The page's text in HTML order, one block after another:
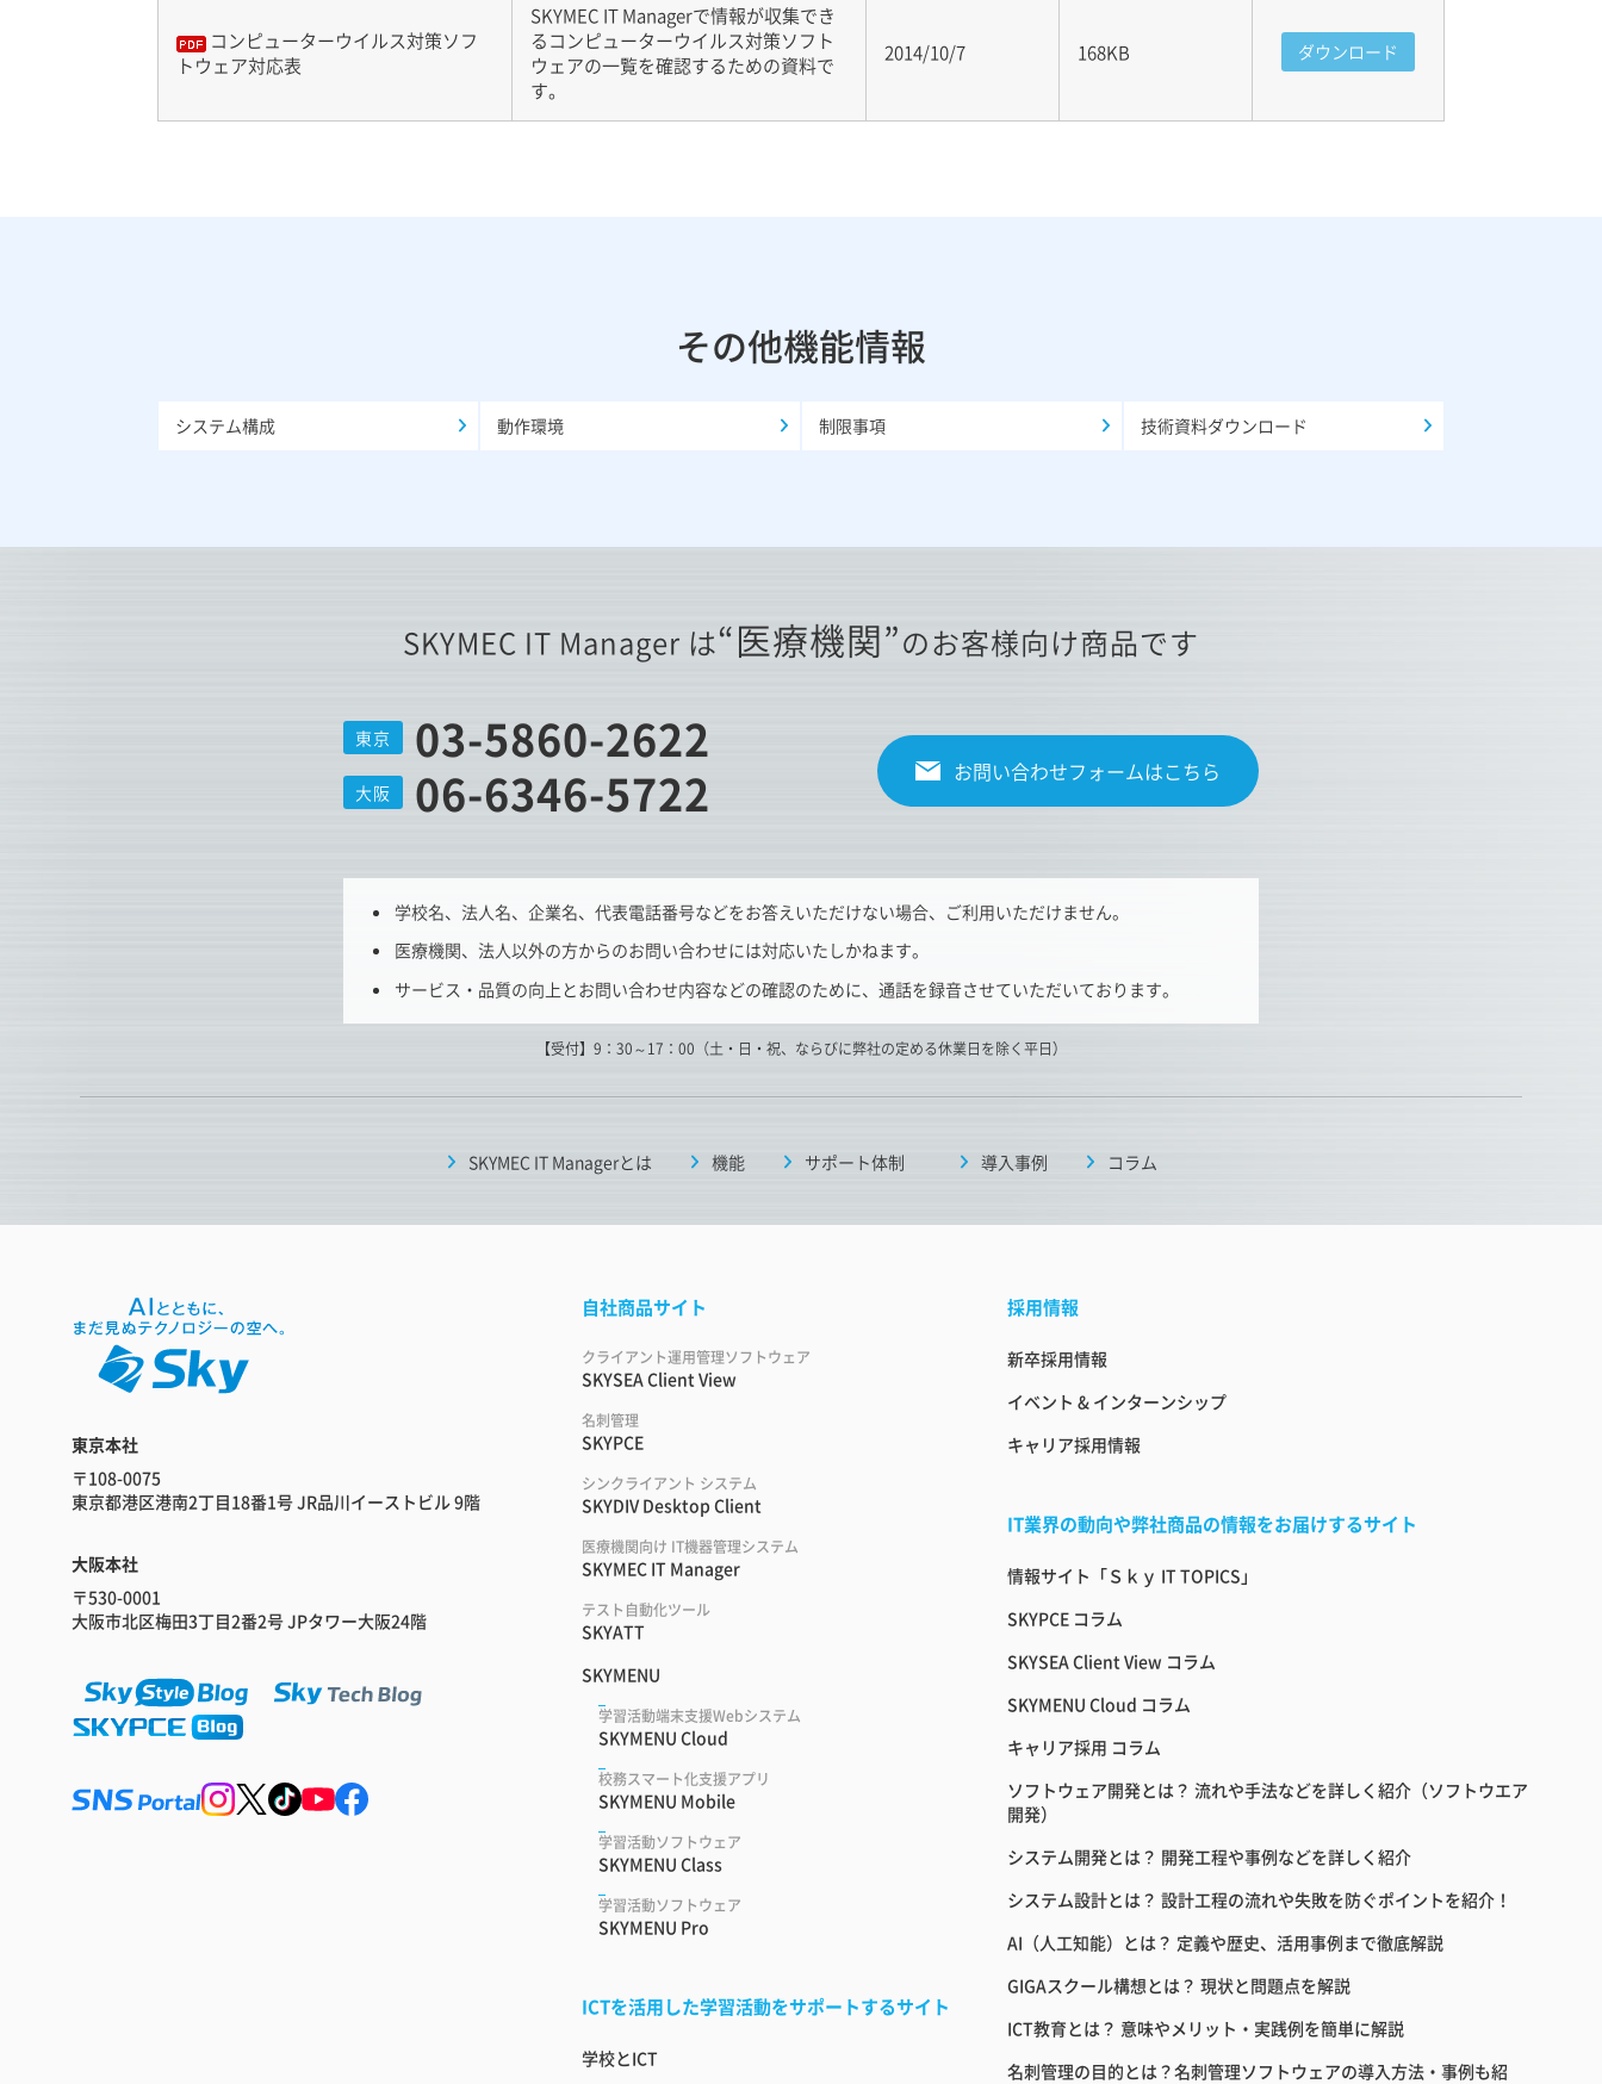
コンピューターウイルス対策ソフ
トウェア対応表
SKYMEC IT Managerで情報が収集でき
るコンピューターウイルス対策ソフト
ウェアの一覧を確認するための資料で
す。
2014/10/7 168KB ダウンロード
その他機能情報
システム構成 動作環境 制限事項 技術資料ダウンロード
SKYMEC IT Manager は“医療機関”のお客様向け商品です
東京 03-5860-2622
大阪 06-6346-5722 お問い合わせフォームはこちら
学校名、法人名、企業名、代表電話番号などをお答えいただけない場合、ご利用いただけません。
医療機関、法人以外の方からのお問い合わせには対応いたしかねます。
サービス・品質の向上とお問い合わせ内容などの確認のために、通話を録音させていただいております。
【受付】9：30～17：00（土・日・祝、ならびに弊社の定める休業日を除く平日）
SKYMEC IT Managerとは 機能 サポート体制 導入事例 コラム
東京本社
〒108-0075
東京都港区港南2丁目18番1号 JR品川イーストビル 9階
大阪本社
〒530-0001
大阪市北区梅田3丁目2番2号 JPタワー大阪24階
自社商品サイト
クライアント運用管理ソフトウェア
SKYSEA Client View
名刺管理
SKYPCE
シンクライアント システム
SKYDIV Desktop Client
医療機関向け IT機器管理システム
SKYMEC IT Manager
テスト自動化ツール
SKYATT
SKYMENU
学習活動端末支援Webシステム
SKYMENU Cloud
校務スマート化支援アプリ
SKYMENU Mobile
学習活動ソフトウェア
SKYMENU Class
学習活動ソフトウェア
SKYMENU Pro
ICTを活用した学習活動をサポートするサイト
学校とICT
採用情報
新卒採用情報
イベント & インターンシップ
キャリア採用情報
IT業界の動向や弊社商品の情報をお届けするサイト
情報サイト「Ｓｋｙ IT TOPICS」
SKYPCE コラム
SKYSEA Client View コラム
SKYMENU Cloud コラム
キャリア採用 コラム
ソフトウェア開発とは？ 流れや手法などを詳しく紹介（ソフトウエア
開発）
システム開発とは？ 開発工程や事例などを詳しく紹介
システム設計とは？ 設計工程の流れや失敗を防ぐポイントを紹介！
AI（人工知能）とは？ 定義や歴史、活用事例まで徹底解説
GIGAスクール構想とは？ 現状と問題点を解説
ICT教育とは？ 意味やメリット・実践例を簡単に解説
名刺管理の目的とは？名刺管理ソフトウェアの導入方法・事例も紹